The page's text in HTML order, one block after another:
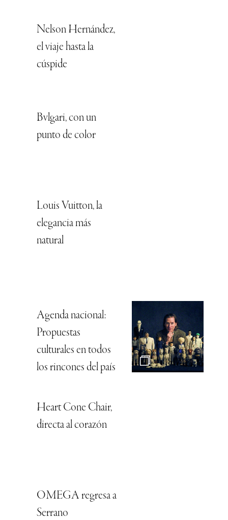
Nelson Hernández,
el viaje hasta la
cúspide
Bvlgari, con un
punto de color
Louis Vuitton, la
elegancia más
natural
Agenda nacional:
Propuestas
culturales en todos
los rincones del país
Heart Cone Chair,
directa al corazón
OMEGA regresa a
Serrano